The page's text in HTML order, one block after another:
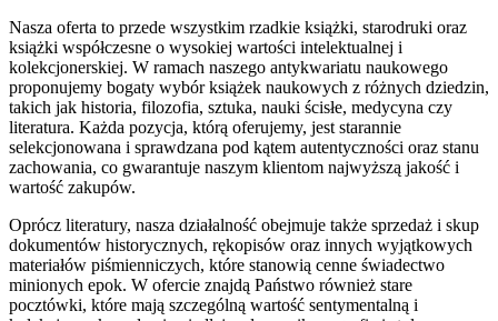
Nasza oferta to przede wszystkim rzadkie książki, starodruki oraz
książki współczesne o wysokiej wartości intelektualnej i
kolekcjonerskiej. W ramach naszego antykwariatu naukowego
proponujemy bogaty wybór książek naukowych z różnych dziedzin,
takich jak historia, filozofia, sztuka, nauki ścisłe, medycyna czy
literatura. Każda pozycja, którą oferujemy, jest starannie
selekcjonowana i sprawdzana pod kątem autentyczności oraz stanu
zachowania, co gwarantuje naszym klientom najwyższą jakość i
wartość zakupów.
Oprócz literatury, nasza działalność obejmuje także sprzedaż i skup
dokumentów historycznych, rękopisów oraz innych wyjątkowych
materiałów piśmienniczych, które stanowią cenne świadectwo
minionych epok. W ofercie znajdą Państwo również stare
pocztówki, które mają szczególną wartość sentymentalną i